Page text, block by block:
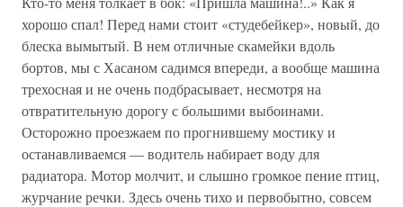
хорошо спал! Перед нами стоит «студебейкер», новый, до
блеска вымытый. В нем отличные скамейки вдоль
бортов, мы с Хасаном садимся впереди, а вообще машина
трехосная и не очень подбрасывает, несмотря на
отвратительную дорогу с большими выбоинами.
Осторожно проезжаем по прогнившему мостику и
останавливаемся — водитель набирает воду для
радиатора. Мотор молчит, и слышно громкое пение птиц,
журчание речки. Здесь очень тихо и первобытно, совсем